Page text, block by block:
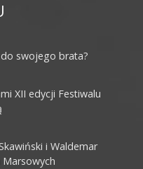
do swojego brata?
XII edycji Festiwalu
i Waldemar